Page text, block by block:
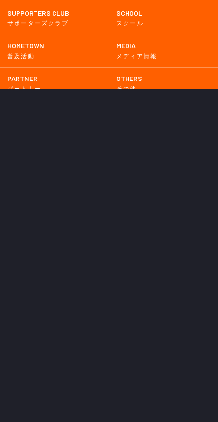
SUPPORTERS CLUB
サポーターズクラブ
SCHOOL
スクール
HOMETOWN
普及活動
MEDIA
メディア情報
PARTNER
パートナー
OTHERS
その他